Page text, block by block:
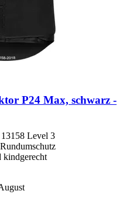
P24 Max, schwarz -​
Level 3
kindgerecht